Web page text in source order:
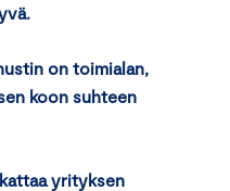
on toimialan,
koon suhteen
yrityksen